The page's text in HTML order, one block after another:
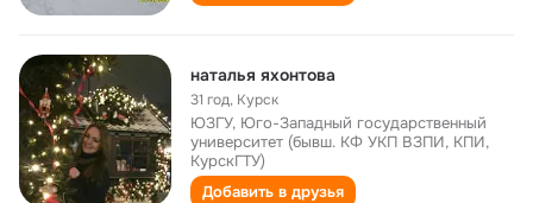
наталья яхонтова
31 год, Курск
ЮЗГУ, Юго-Западный государственный
университет (бывш. КФ УКП ВЗПИ, КПИ,
КурскГТУ)
Добавить в друзья